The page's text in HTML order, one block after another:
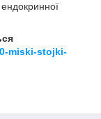
miski-stojki-